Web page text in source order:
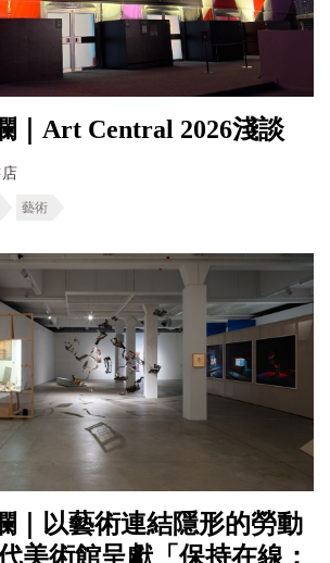
｜Art Central 2026淺談
藝術
｜以藝術連結隱形的勞動
美術館呈獻「保持在線：